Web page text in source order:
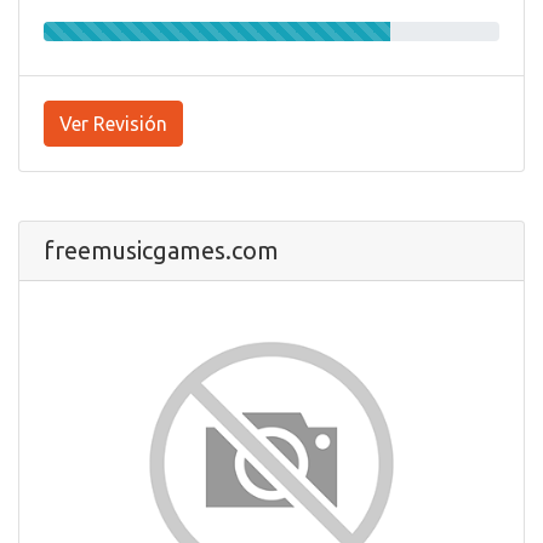
Ver Revisión
freemusicgames.com